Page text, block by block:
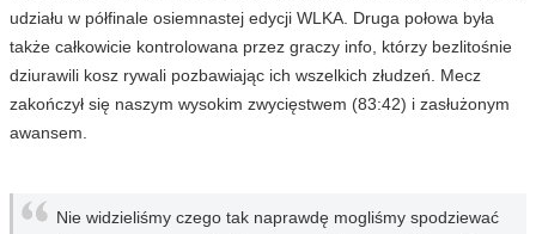
udziału w półfinale osiemnastej edycji WLKA. Druga połowa była
także całkowicie kontrolowana przez graczy info, którzy bezlitośnie
dziurawili kosz rywali pozbawiając ich wszelkich złudzeń. Mecz
zakończył się naszym wysokim zwycięstwem (83:42) i zasłużonym
awansem.
Nie widzieliśmy czego tak naprawdę mogliśmy spodziewać